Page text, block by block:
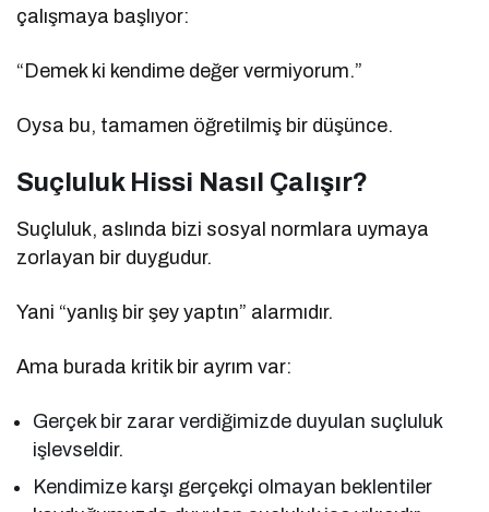
çalışmaya başlıyor:
“Demek ki kendime değer vermiyorum.”
Oysa bu, tamamen öğretilmiş bir düşünce.
Suçluluk Hissi Nasıl Çalışır?
Suçluluk, aslında bizi sosyal normlara uymaya
zorlayan bir duygudur.
Yani “yanlış bir şey yaptın” alarmıdır.
Ama burada kritik bir ayrım var:
Gerçek bir zarar verdiğimizde duyulan suçluluk
işlevseldir.
Kendimize karşı gerçekçi olmayan beklentiler